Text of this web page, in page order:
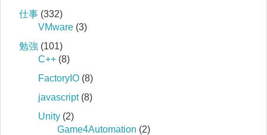
仕事 (332)
VMware (3)
勉強 (101)
C++ (8)
FactoryIO (8)
javascript(8)
Unity (2)
Game4Automation (2)